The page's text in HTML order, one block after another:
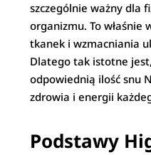
szczególnie ważny dla
organizmu. To właśnie
tkanek i wzmacniania
Dlatego tak istotne
odpowiednią ilość snu
zdrowia i energii
Podstawy